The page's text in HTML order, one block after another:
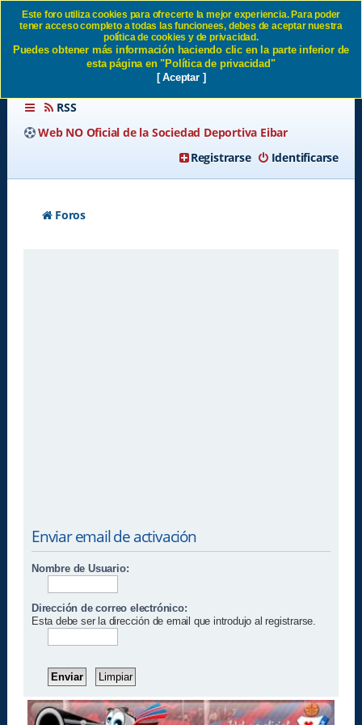
Enviar email de activación SD
Eibar
RSS
Web NO Oficial de la Sociedad Deportiva Eibar
Identificarse
Registrarse
Foros
Enviar email de activación
Nombre de Usuario:
Dirección de correo electrónico:
Esta debe ser la dirección de email que introdujo al registrarse.
Este foro utiliza cookies para ofrecerte la mejor experiencia. Para poder
tener acceso completo a todas las funcionees, debes de aceptar nuestra
política de cookies y de privacidad.
Puedes obtener más información haciendo clic en la parte inferior de
esta página en "Política de privacidad"
[ Aceptar ]